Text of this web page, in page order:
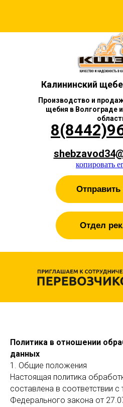
копировать
Калининский
Отправить
Производство и
щебня в Волгограде
Отдел
Политика в отношении
данных
1. Общие положения
Настоящая политика
составлена в соответствии
Федерального закона от